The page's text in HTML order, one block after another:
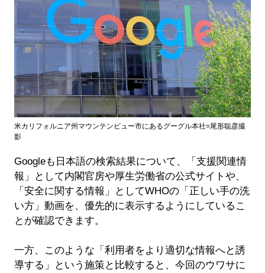
米カリフォルニア州マウンテンビュー市にあるグーグル本社=尾形聡彦撮
影
Googleも日本語の検索結果について、「支援関連情
報」として内閣官房や厚生労働省の公式サイトや、
「安全に関する情報」としてWHOの「正しい手の洗
い方」動画を、優先的に表示するようにしているこ
とが確認できます。
一方、このような「利用者をより適切な情報へと誘
導する」という施策と比較すると、今回のウワサに